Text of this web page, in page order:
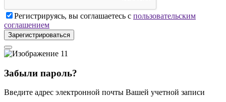
Регистрируясь, вы соглашаетесь с пользовательским
соглашением
Зарегистрироваться
Забыли пароль?
Введите адрес электронной почты Вашей учетной записи